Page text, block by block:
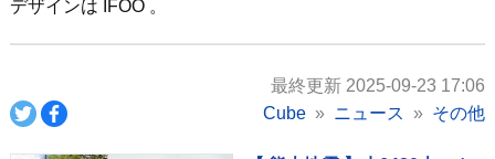
デザインは IFOO 。
最終更新 2025-09-23 17:06
Cube
ニュース その他